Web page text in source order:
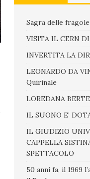
Sagra delle
VISITA IL CERN
INVERTITA LA
LEONARDO DA
Quirinale
LOREDANA
IL SUONO E’
IL GIUDIZIO
CAPPELLA
SPETTACOLO
50 anni fa, il 1969